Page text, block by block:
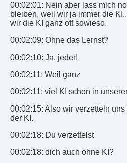
00:02:01: Nein aber lass mich
bleiben, weil wir ja immer die
wir die KI ganz oft sowieso.
00:02:09: Ohne das Lernst?
00:02:10: Ja, jeder!
00:02:11: Weil ganz
00:02:11: viel KI schon in
00:02:15: Also wir verzetteln
der KI.
00:02:18: Du verzettelst
00:02:18: dich auch ohne KI?